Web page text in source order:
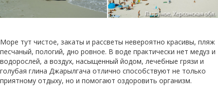
Море тут чистое, закаты и рассветы невероятно красивы, пляж
песчаный, пологий, дно ровное. В воде практически нет медуз и
водорослей, а воздух, насыщенный йодом, лечебные грязи и
голубая глина Джарылгача отлично способствуют не только
приятному отдыху, но и помогают оздоровить организм.